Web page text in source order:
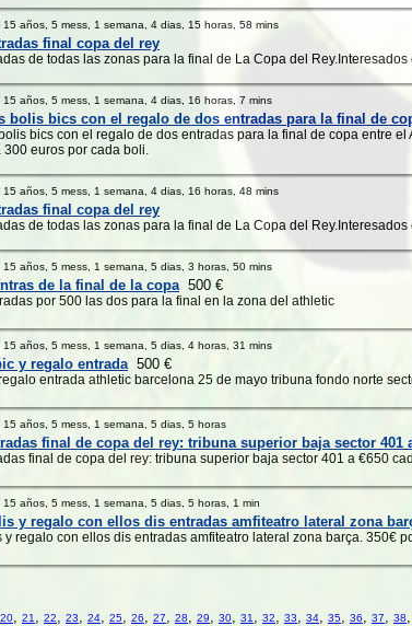
años, 5 mess, 1 semana, 4 dias, 15 horas, 58 mins
final copa del rey
de todas las zonas para la final de La Copa del
años, 5 mess, 1 semana, 4 dias, 16 horas, 7 mins
bolis bics con el regalo de dos entradas para la final de
bics con el regalo de dos entradas para la final de copa entre el
300 euros por cada boli.
años, 5 mess, 1 semana, 4 dias, 16 horas, 48 mins
final copa del rey
de todas las zonas para la final de La Copa del
años, 5 mess, 1 semana, 5 dias, 3 horas, 50 mins
de la final de la copa500 €
por 500 las dos para la final en la zona del athletic
años, 5 mess, 1 semana, 5 dias, 4 horas, 31 mins
y regalo entrada500 €
entrada athletic barcelona 25 de mayo tribuna fondo norte
años, 5 mess, 1 semana, 5 dias, 5 horas
final de copa del rey: tribuna superior baja sector 401
final de copa del rey: tribuna superior baja sector 401 a €650
años, 5 mess, 1 semana, 5 dias, 5 horas, 1 min
y regalo con ellos dis entradas amfiteatro lateral zona
y regalo con ellos dis entradas amfiteatro lateral zona barça. 350€
20, 21 , 22, 23, 24, 25, 26, 27, 28, 29, 30, 31 , 32, 33, 34, 35, 36, 37, 38,